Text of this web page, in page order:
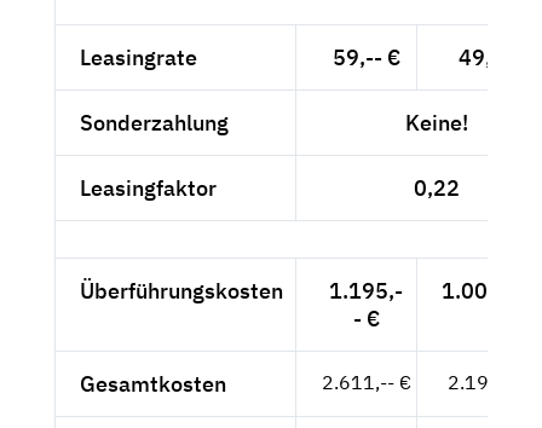
Leasingrate 59,-- € 49,58 €
Sonderzahlung Keine!
Leasingfaktor 0,22
Überführungskosten
1.195,-
- €
1.004,20
Gesamtkosten 2.611,-- € 2.194,12